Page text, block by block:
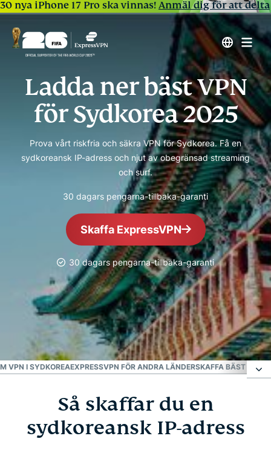
30 nya iPhone 17 Pro ska vinnas!Anmäl dig för att delta
Ladda ner bäst VPN
för Sydkorea 2025
Prova vårt riskfria och säkra VPN för Sydkorea. Få en
sydkoreansk IP-adress och njut av obegränsad streaming
och surf.
30 dagars pengarna-tillbaka-garanti
Skaffa ExpressVPN
30 dagars pengarna-tillbaka-garanti
#1 på VPN
Bäst VPN för Korea
VPN I SYDKOREAEXPRESSVPN FÖR ANDRA LÄNDERSKAFFA BÄST VPN
Så skaffar du en sydkoreansk IP-adress
Varför använda VPN i Sydkorea?
Så skaffar du en
sydkoreansk IP-adress